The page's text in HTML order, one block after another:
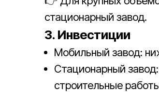
стационарный завод.
3. Инвестиции
Мобильный завод:
Стационарный
строительные